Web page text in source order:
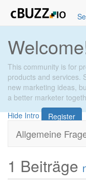
This community is for
products and services.
new marketing ideas,
a better marketer
Hide Intro
Register
Allgemeine
1 Beiträge